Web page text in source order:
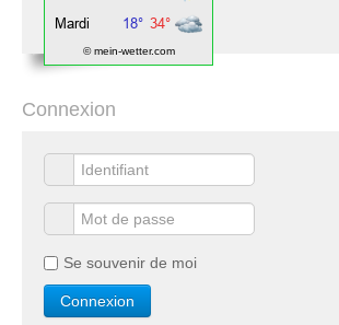
© mein-wetter.com
Connexion
Se souvenir de moi